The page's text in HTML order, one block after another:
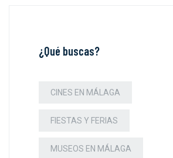
¿Qué buscas?
CINES EN MÁLAGA
FIESTAS Y FERIAS
MUSEOS EN MÁLAGA